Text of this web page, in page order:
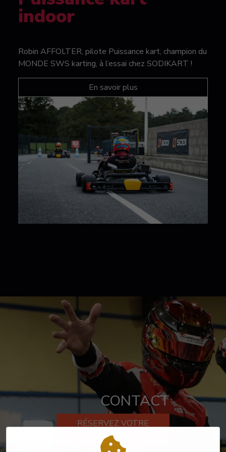
indoor
Robin AFFOLTER, pilote Puissance kart, champion du
MONDE SWS karting, à l’essai chez SODIKART !
En savoir plus
CONTACT
RÉSERVEZ VOTRE
PASSAGE